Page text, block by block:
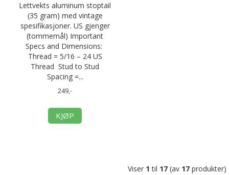
Lettvekts aluminum stoptail
(35 gram) med vintage
spesifikasjoner. US gjenger
(tommemål) Important
Specs and Dimensions:
Thread = 5/16 – 24 US
Thread Stud to Stud
Spacing =...
249,-
KJØP
Viser 1 til 17 (av 17 produkter)